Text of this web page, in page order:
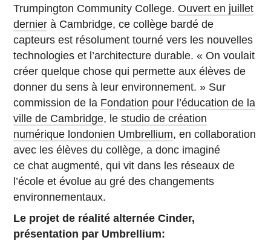
Trumpington Community College.Ouvert en juillet
dernier à Cambridge, ce collège bardé de
capteurs est résolument tourné vers les nouvelles
technologies et l’architecture durable. « On voulait
créer quelque chose qui permette aux élèves de
donner du sens à leur environnement. » Sur
commission de la Fondation pour l’éducation de la
ville de Cambridge, lestudio de création
numérique londonien Umbrellium, en collaboration
avec les élèves du collège, a donc imaginé
ce chat augmenté, qui vit dans les réseaux de
l’école et évolue au gré des changements
environnementaux.
Le projet de réalité alternée Cinder,
présentation par Umbrellium: